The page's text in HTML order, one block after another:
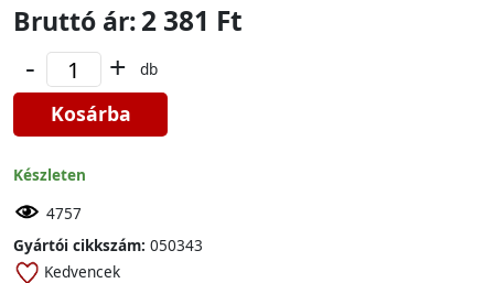
Bruttó ár:2 381 Ft
- + db
Kosárba
Készleten
4757
Gyártói cikkszám: 050343
Kedvencek